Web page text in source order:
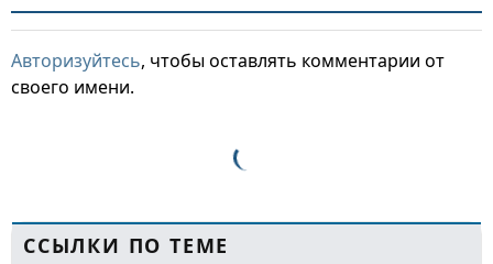
Авторизуйтесь, чтобы оставлять комментарии от
своего имени.
ССЫЛКИ ПО ТЕМЕ